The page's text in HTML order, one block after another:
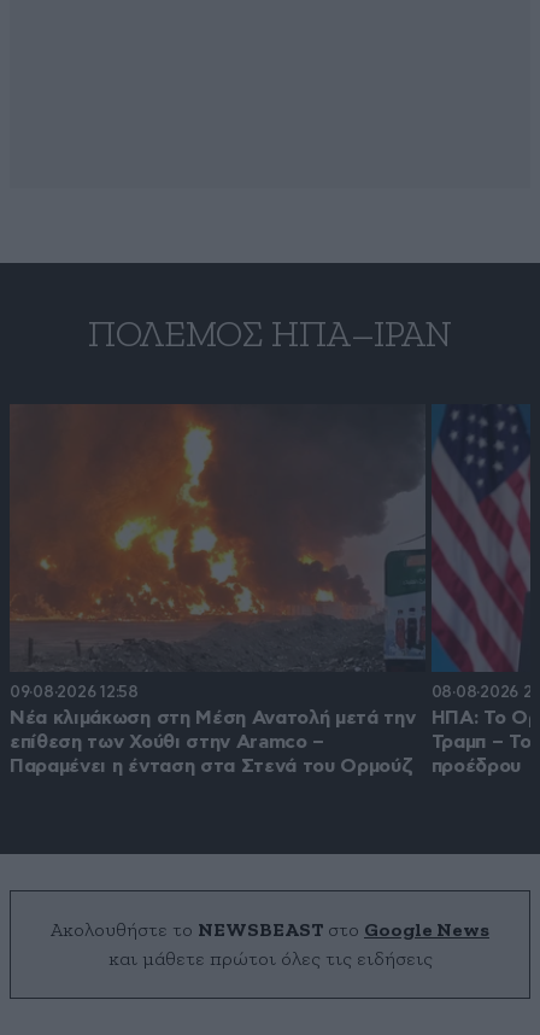
ΠΌΛΕΜΟΣ ΗΠΑ–ΙΡΆΝ
09·08·2026 12:58
Νέα κλιμάκωση στη Μέση Ανατολή μετά την
επίθεση των Χούθι στην Aramco –
Παραμένει η ένταση στα Στενά του Ορμούζ
08·08·2026
ΗΠΑ: Το
Τραμπ – Το
προέδρου
Ακολουθήστε το NEWSBEAST στο Google News
και μάθετε πρώτοι όλες τις ειδήσεις